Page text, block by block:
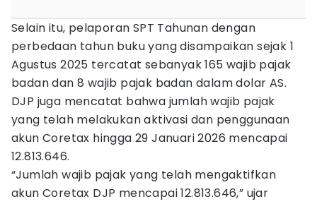
Selain itu, pelaporan SPT Tahunan dengan
perbedaan tahun buku yang disampaikan sejak 1
Agustus 2025 tercatat sebanyak 165 wajib pajak
badan dan 8 wajib pajak badan dalam dolar AS.
DJP juga mencatat bahwa jumlah wajib pajak
yang telah melakukan aktivasi dan penggunaan
akun Coretax hingga 29 Januari 2026 mencapai
12.813.646.
“Jumlah wajib pajak yang telah mengaktifkan
akun Coretax DJP mencapai 12.813.646,” ujar